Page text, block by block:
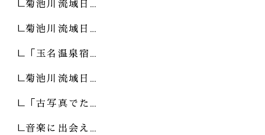
菊池川流域日…
菊池川流域日…
「玉名温泉宿…
菊池川流域日…
「古写真でた…
音楽に出会え…